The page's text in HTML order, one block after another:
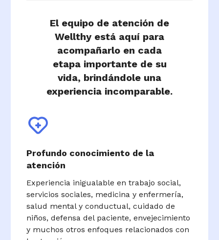
El equipo de atención de
Wellthy está aquí para
acompañarlo en cada
etapa importante de su
vida, brindándole una
experiencia incomparable.
Profundo conocimiento de la
atención
Experiencia inigualable en trabajo social,
servicios sociales, medicina y enfermería,
salud mental y conductual, cuidado de
niños, defensa del paciente, envejecimiento
y muchos otros enfoques relacionados con